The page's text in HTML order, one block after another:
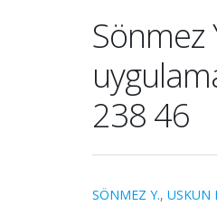
Sönmez
238 46
SÖNMEZ Y., USKUN